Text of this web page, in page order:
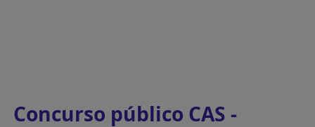
Concurso público CAS -